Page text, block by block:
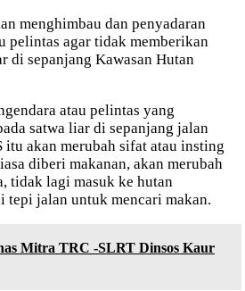
menghimbau dan penyadaran
pelintas agar tidak memberikan
di sepanjang Kawasan Hutan
atau pelintas yang
satwa liar di sepanjang jalan
itu akan merubah sifat atau insting
diberi makanan, akan merubah
tidak lagi masuk ke hutan
tepi jalan untuk mencari makan.
Mitra TRC -SLRT Dinsos Kaur